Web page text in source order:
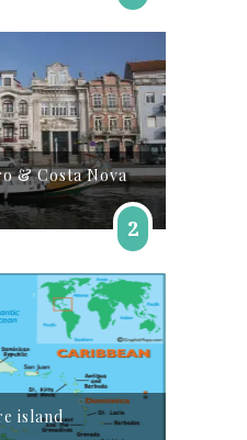
& Costa Nova
2
island